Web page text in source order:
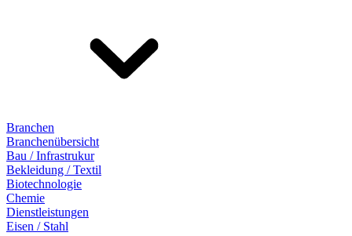
Branchen
Branchenübersicht
Bau / Infrastrukur
Bekleidung / Textil
Biotechnologie
Chemie
Dienstleistungen
Eisen / Stahl